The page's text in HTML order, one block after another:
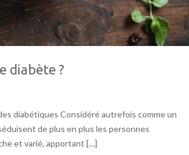
diabète ?
diabétiques Considéré autrefois comme un
de plus en plus les personnes
et varié, apportant […]